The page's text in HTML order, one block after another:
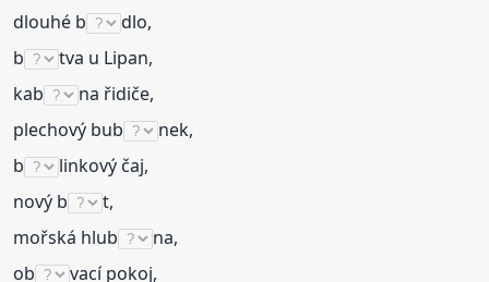
dlouhé b
dlo,
b
tva u Lipan,
kab
na řidiče,
plechový bub
nek,
b
linkový čaj,
nový b
t,
mořská hlub
na,
ob
vací pokoj,